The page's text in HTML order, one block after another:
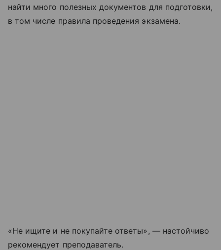
найти много полезных документов для подготовки,
в том числе правила проведения экзамена.
«Не ищите и не покупайте ответы», — настойчиво
рекомендует преподаватель.